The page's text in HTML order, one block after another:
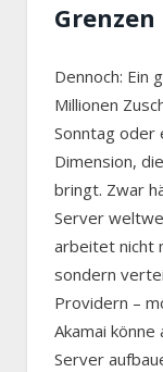
Dennoch: Ein
Millionen
Sonntag oder
Dimension,
bringt. Zwar
Server
arbeitet nicht
sondern
Providern –
Akamai
Server